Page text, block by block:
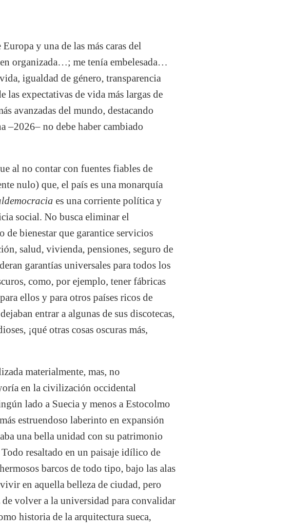
y una de las más caras del
organizada…; me tenía embelesada…
igualdad de género, transparencia
expectativas de vida más largas de
avanzadas del mundo, destacando
–2026– no debe haber cambiado
al no contar con fuentes fiables de
nulo) que, el país es una monarquía
es una corriente política y
social. No busca eliminar el
de bienestar que garantice servicios
salud, vivienda, pensiones, seguro de
garantías universales para todos los
como, por ejemplo, tener fábricas
ellos y para otros países ricos de
entrar a algunas de sus discotecas,
¡qué otras cosas oscuras más,
materialmente, mas, no
en la civilización occidental
lado a Suecia y menos a Estocolmo
estruendoso laberinto en expansión
una bella unidad con su patrimonio
resaltado en un paisaje idílico de
barcos de todo tipo, bajo las alas
en aquella belleza de ciudad, pero
volver a la universidad para convalidar
historia de la arquitectura sueca,